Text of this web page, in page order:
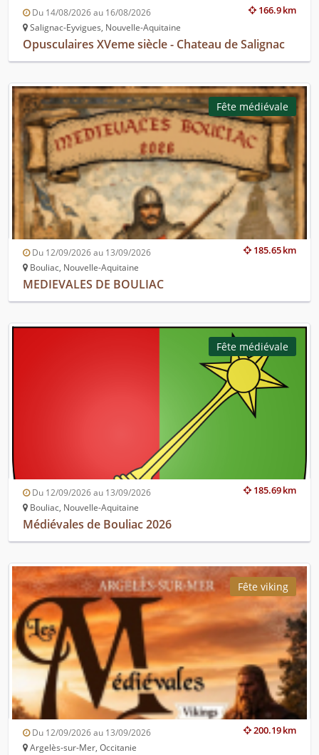
166.9 km
Du 14/08/2026 au 16/08/2026
Salignac-Eyvigues, Nouvelle-Aquitaine
Opusculaires XVeme siècle - Chateau de Salignac
Fête médiévale
185.65 km
Du 12/09/2026 au 13/09/2026
Bouliac, Nouvelle-Aquitaine
MEDIEVALES DE BOULIAC
Fête médiévale
185.69 km
Du 12/09/2026 au 13/09/2026
Bouliac, Nouvelle-Aquitaine
Médiévales de Bouliac 2026
Fête viking
200.19 km
Du 12/09/2026 au 13/09/2026
Argelès-sur-Mer, Occitanie